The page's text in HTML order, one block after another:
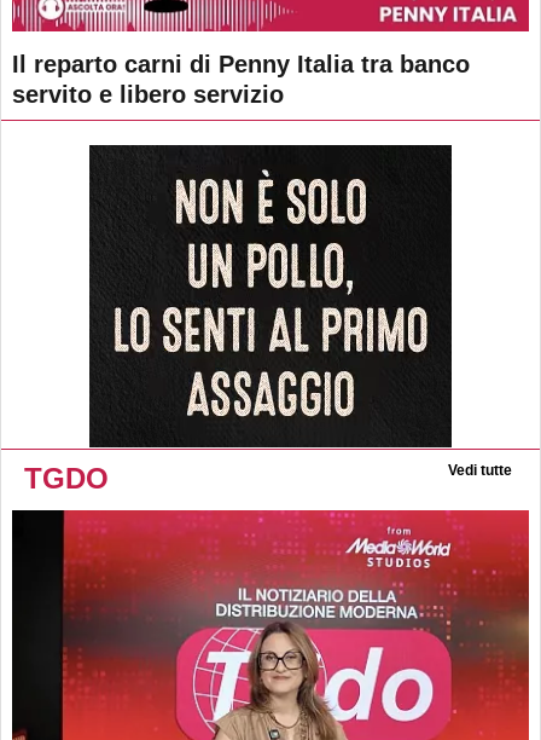
Il reparto carni di Penny Italia tra banco
servito e libero servizio
TGDO Vedi tutte